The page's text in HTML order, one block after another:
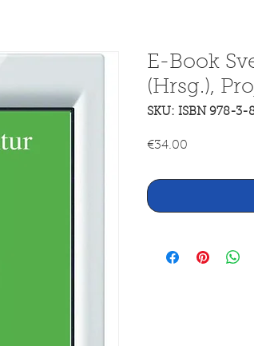
E-Book
(Hrsg.),
SKU: ISBN 978-3-
€34.00Price